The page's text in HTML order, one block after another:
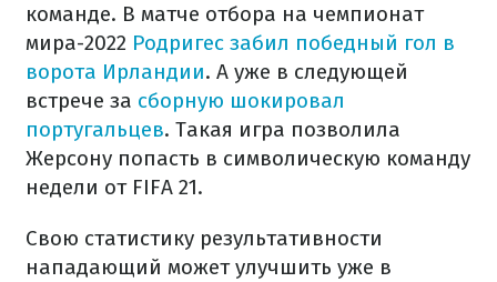
команде. В матче отбора на чемпионат
мира-2022 Родригес забил победный гол в
ворота Ирландии. А уже в следующей
встрече за сборную шокировал
португальцев. Такая игра позволила
Жерсону попасть в символическую команду
недели от FIFA 21.
Свою статистику результативности
нападающий может улучшить уже в